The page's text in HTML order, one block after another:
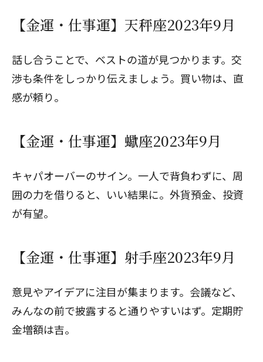
【金運・仕事運】天秤座2023年9月
話し合うことで、ベストの道が見つかります。交
渉も条件をしっかり伝えましょう。買い物は、直
感が頼り。
【金運・仕事運】蠍座2023年9月
キャパオーバーのサイン。一人で背負わずに、周
囲の力を借りると、いい結果に。外貨預金、投資
が有望。
【金運・仕事運】射手座2023年9月
意見やアイデアに注目が集まります。会議など、
みんなの前で披露すると通りやすいはず。定期貯
金増額は吉。